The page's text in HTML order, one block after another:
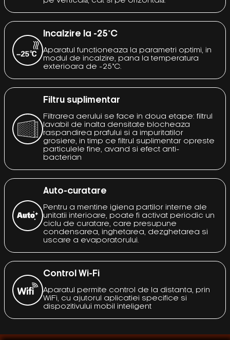
Incalzire la -25°C
Aparatul functioneaza la parametri optimi, in
modul de incalzire, pana la temperatura
exterioara de -25°C.
Filtru suplimentar
Filtrarea aerului se face in doua etape: filtrul
lavabil de inalta densitate blocheaza
raspandirea prafului si a impuritatilor
grosiere, in timp ce filtrul suplimentar opreste
particulele fine, avand si efect anti-
bacterian
Auto-curatare
Pentru a mentine igiena partilor interne ale
unitatii interioare, poate fi activat periodic un
ciclu de curatare, care presupune
condensarea, inghetarea, dezghetarea si
uscare a evaporatorului.
Control Wi-Fi
Aparatul permite control de la distanta, prin
WiFi, cu ajutorul aplicatiei specifice si
dispozitivului mobil inteligent